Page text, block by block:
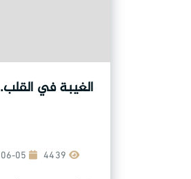
الغيبة في القلب.
2019-06-05